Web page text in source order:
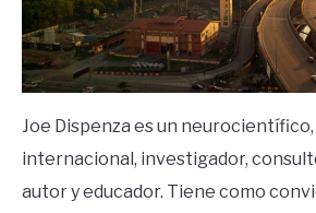
Joe Dispenza es un
internacional, investigador,
autor y educador. Tiene como